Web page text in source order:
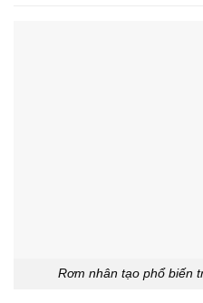
Rơm nhân tạo phổ biến